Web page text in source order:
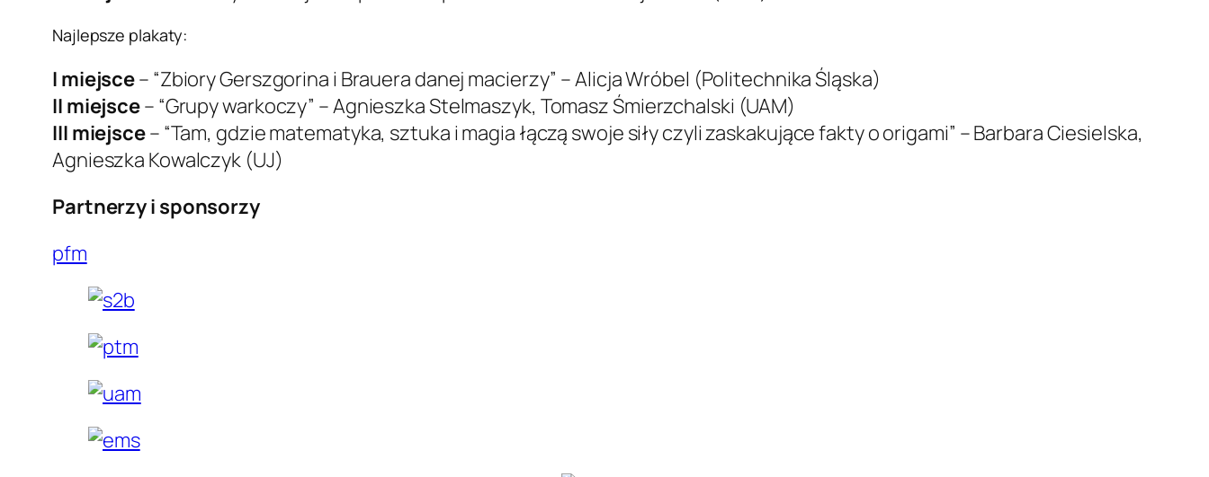
Najlepsze plakaty:
I miejsce– “Zbiory Gerszgorina i Brauera danej macierzy” – Alicja Wróbel (Politechnika Śląska)
II miejsce– “Grupy warkoczy” – Agnieszka Stelmaszyk, Tomasz Śmierzchalski (UAM)
III miejsce– “Tam, gdzie matematyka, sztuka i magia łączą swoje siły czyli zaskakujące fakty o origami” – Barbara Ciesielska,
Agnieszka Kowalczyk (UJ)
Partnerzy i sponsorzy
pfm